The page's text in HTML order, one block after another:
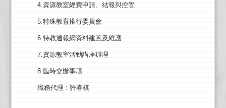
4.資源教室經費申請、結報與控管
5.特殊教育推行委員會
6.特教通報網資料建置及維護
7.資源教室活動講座辦理
8.臨時交辦事項
職務代理 : 許睿棋